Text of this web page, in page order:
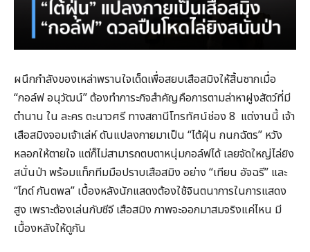
ผนึกกำลังของเหล่าพรานใจเด็ดเพื่อสยบเสือสมิงให้สิ้นซากเมื่อ
“กอล์ฟ อนุวัฒน์” ต้องทำภาระกิจสำคัญคือการตามล่าหาฝูงสัตว์ที่มี
ตำนาน ใน ละคร ตะนาวศรี ทางสถานีโทรทัศน์ช่อง 8 แต่งานนี้ เจ้า
เสือสมิงจอมเจ้าเล่ห์ ดันแปลงกายมาเป็น “ไต้ฝุ่น กนกฉัตร” หวัง
หลอกให้ตายใจ แต่ก็ไม่สามารถตบตาหนุ่มกอล์ฟได้ เลยจัดใหญ่ไล่ยิง
สนั่นป่า พร้อมแท็กทีมมือปราบเสือสมิง อย่าง “เทียน อัจฉรี” และ
“ไกด์ กันตพล” เบื้องหลังนักแสดงต้องใช้จินตนาการในการแสดง
สูง เพราะต้องเล่นกับซีจี เสือสมิง ภาพจะออกมาสมจริงแค่ไหน มี
เบื้องหลังให้ดูกัน